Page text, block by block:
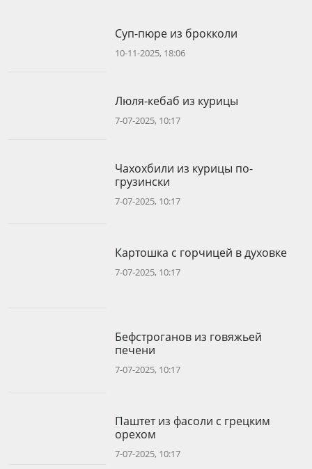
Суп-пюре из брокколи
10-11-2025, 18:06
Люля-кебаб из курицы
7-07-2025, 10:17
Чахохбили из курицы по-
грузински
7-07-2025, 10:17
Картошка с горчицей в духовке
7-07-2025, 10:17
Бефстроганов из говяжьей
печени
7-07-2025, 10:17
Паштет из фасоли с грецким
орехом
7-07-2025, 10:17